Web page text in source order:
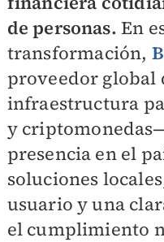
de personas.En
transformación,
proveedor global
infraestructura
y
presencia en el
soluciones
usuario y una
el cumplimiento